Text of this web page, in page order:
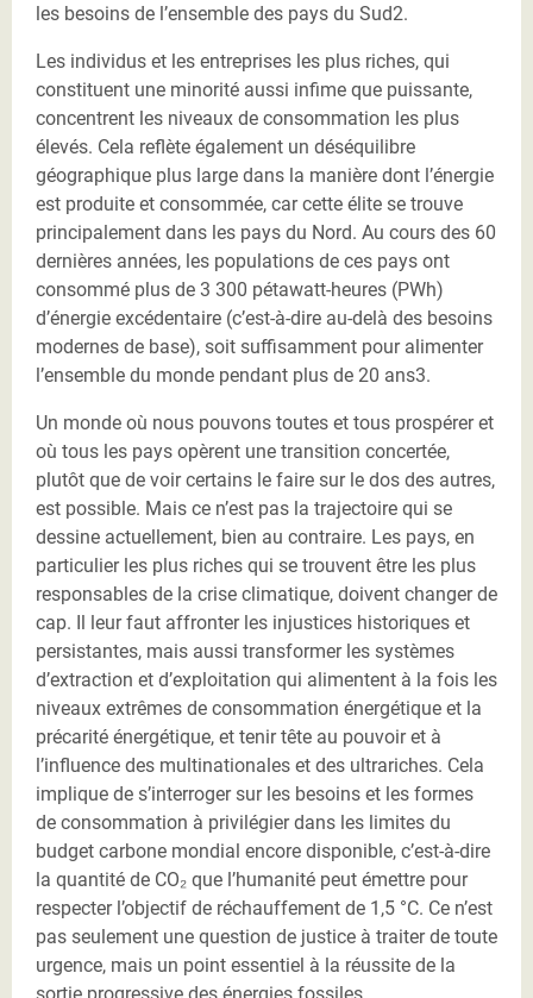
les besoins de l’ensemble des pays du Sud2.
Les individus et les entreprises les plus riches, qui
constituent une minorité aussi infime que puissante,
concentrent les niveaux de consommation les plus
élevés. Cela reflète également un déséquilibre
géographique plus large dans la manière dont l’énergie
est produite et consommée, car cette élite se trouve
principalement dans les pays du Nord. Au cours des 60
dernières années, les populations de ces pays ont
consommé plus de 3 300 pétawatt-heures (PWh)
d’énergie excédentaire (c’est-à-dire au-delà des besoins
modernes de base), soit suffisamment pour alimenter
l’ensemble du monde pendant plus de 20 ans3.
Un monde où nous pouvons toutes et tous prospérer et
où tous les pays opèrent une transition concertée,
plutôt que de voir certains le faire sur le dos des autres,
est possible. Mais ce n’est pas la trajectoire qui se
dessine actuellement, bien au contraire. Les pays, en
particulier les plus riches qui se trouvent être les plus
responsables de la crise climatique, doivent changer de
cap. Il leur faut affronter les injustices historiques et
persistantes, mais aussi transformer les systèmes
d’extraction et d’exploitation qui alimentent à la fois les
niveaux extrêmes de consommation énergétique et la
précarité énergétique, et tenir tête au pouvoir et à
l’influence des multinationales et des ultrariches. Cela
implique de s’interroger sur les besoins et les formes
de consommation à privilégier dans les limites du
budget carbone mondial encore disponible, c’est-à-dire
la quantité de CO₂ que l’humanité peut émettre pour
respecter l’objectif de réchauffement de 1,5 °C. Ce n’est
pas seulement une question de justice à traiter de toute
urgence, mais un point essentiel à la réussite de la